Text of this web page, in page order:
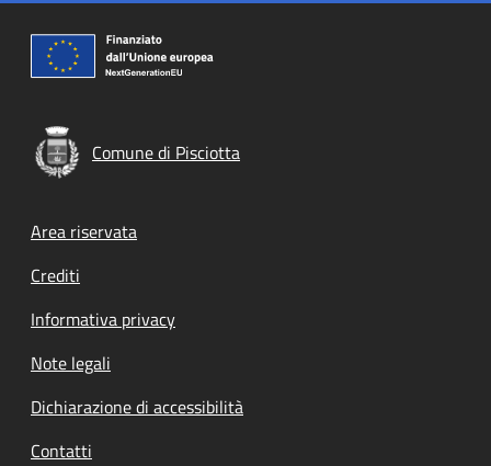
Comune di Pisciotta
Footer menu
Area riservata
Crediti
Informativa privacy
Note legali
Dichiarazione di accessibilità
Contatti